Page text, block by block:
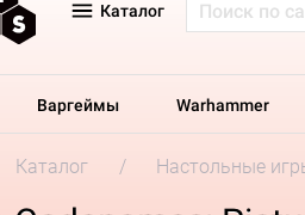
Каталог
Варгеймы Warhammer
Каталог Настольные